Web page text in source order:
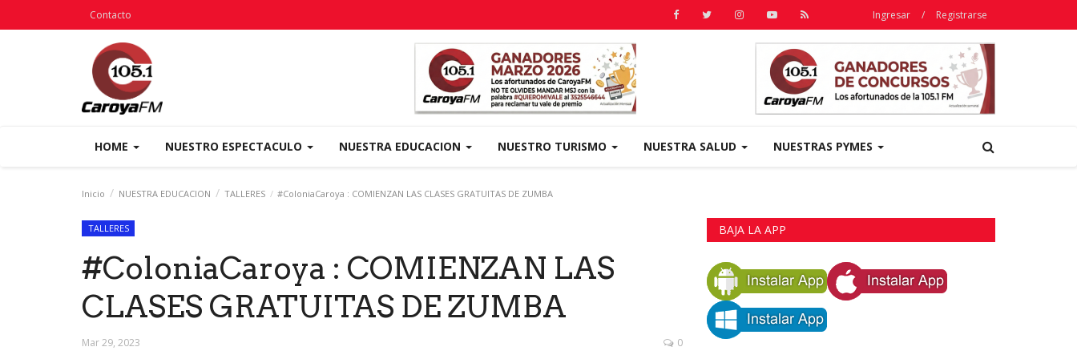
Contacto Ingresar / Registrarse
HOME NUESTRO ESPECTACULO NUESTRA EDUCACION NUESTRO TURISMO NUESTRA SALUD NUESTRAS PYMES
Inicio NUESTRA EDUCACION TALLERES #ColoniaCaroya : COMIENZAN LAS CLASES GRATUITAS DE ZUMBA
TALLERES
#ColoniaCaroya : COMIENZAN LAS
CLASES GRATUITAS DE ZUMBA
Mar 29, 2023 0
BAJA LA APP